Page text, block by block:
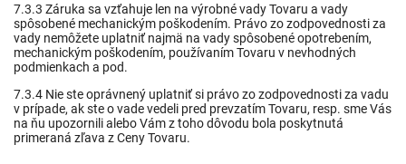
7.3.3 Záruka sa vzťahuje len na výrobné vady Tovaru a vady
spôsobené mechanickým poškodením. Právo zo zodpovednosti za
vady nemôžete uplatniť najmä na vady spôsobené opotrebením,
mechanickým poškodením, používaním Tovaru v nevhodných
podmienkach a pod.
7.3.4 Nie ste oprávnený uplatniť si právo zo zodpovednosti za vadu
v prípade, ak ste o vade vedeli pred prevzatím Tovaru, resp. sme Vás
na ňu upozornili alebo Vám z toho dôvodu bola poskytnutá
primeraná zľava z Ceny Tovaru.